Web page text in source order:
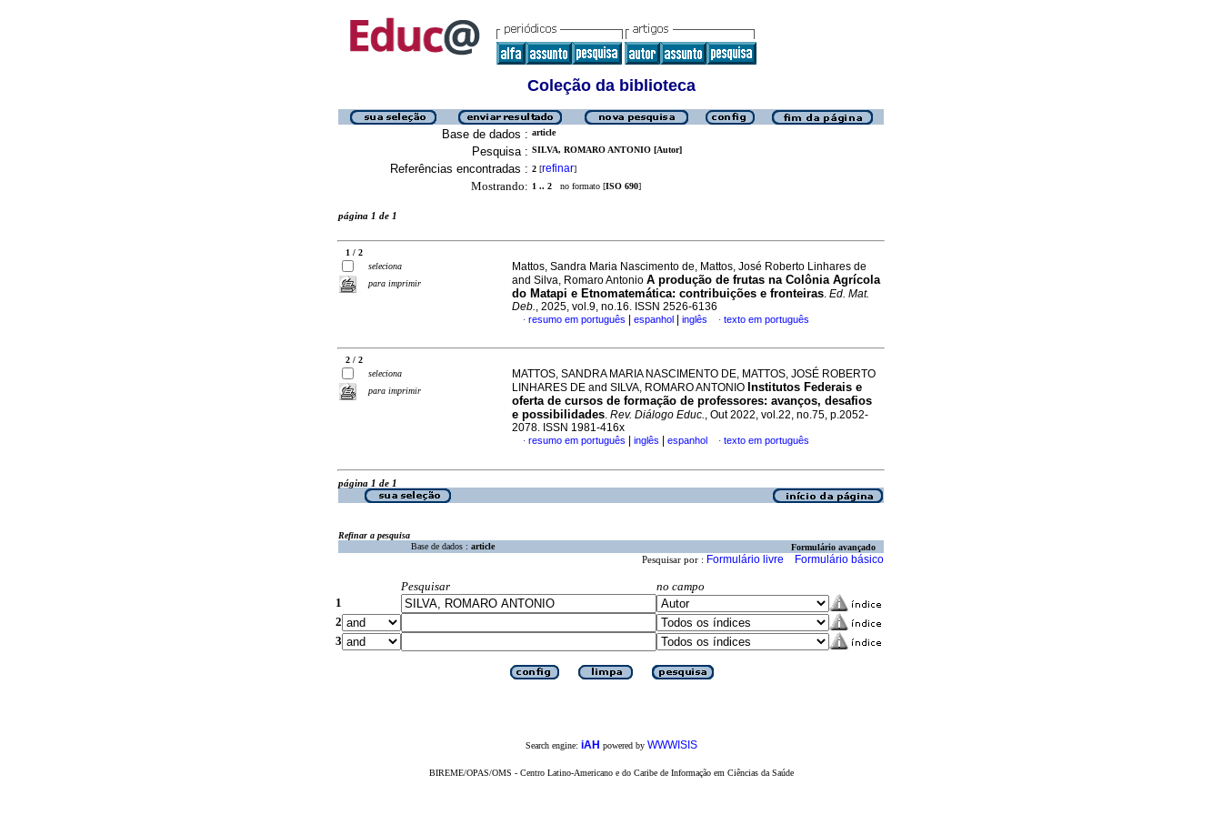
Coleção da biblioteca
Base de dados : article
Pesquisa : SILVA, ROMARO ANTONIO [Autor]
Referências encontradas : 2 [refinar]
Mostrando: 1 .. 2 no formato [ISO 690]
página 1 de 1
1 / 2
seleciona
para imprimir
Mattos, Sandra Maria Nascimento de, Mattos, José Roberto Linhares de
and Silva, Romaro Antonio A produção de frutas na Colônia Agrícola
do Matapi e Etnomatemática: contribuições e fronteiras. Ed. Mat.
Deb., 2025, vol.9, no.16. ISSN 2526-6136
· resumo em português espanhol inglês · texto em português
2 / 2
seleciona
para imprimir
MATTOS, SANDRA MARIA NASCIMENTO DE, MATTOS, JOSÉ ROBERTO
LINHARES DE and SILVA, ROMARO ANTONIO Institutos Federais e
oferta de cursos de formação de professores: avanços, desafios
e possibilidades. Rev. Diálogo Educ., Out 2022, vol.22, no.75, p.2052-
2078. ISSN 1981-416x
· resumo em português inglês espanhol · texto em português
página 1 de 1
Refinar a pesquisa
Base de dados : article Formulário avançado
Pesquisar por : Formulário livre Formulário básico
Pesquisar
no campo
1
2
3
Search engine: iAH powered by WWWISIS
BIREME/OPAS/OMS - Centro Latino-Americano e do Caribe de Informação em Ciências da Saúde